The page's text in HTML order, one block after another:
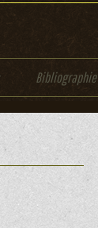
Bibliographie